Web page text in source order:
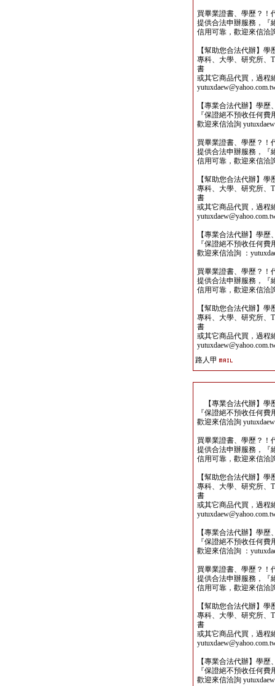
買畢業證書、學歷？！
提供合法申辦服務，『
信用可靠，歡迎來信洽
【幫助您合法代辦】
專科、大學、研究所、
書
或其它商品代買，過程
【專業合法代辦】學
『保證絕不預收任何
歡迎來信洽詢
買畢業證書、學歷？！
提供合法申辦服務，『
信用可靠，歡迎來信洽
【幫助您合法代辦】
專科、大學、研究所、
書
或其它商品代買，過程
【專業合法代辦】學
『保證絕不預收任何
歡迎來信洽詢 ：
買畢業證書、學歷？！
提供合法申辦服務，『
信用可靠，歡迎來信洽
【幫助您合法代辦】
專科、大學、研究所、
書
或其它商品代買，過程
路人甲
【專業合法代辦】學
『保證絕不預收任何
歡迎來信洽詢
買畢業證書、學歷？！
提供合法申辦服務，『
信用可靠，歡迎來信洽
【幫助您合法代辦】
專科、大學、研究所、
書
或其它商品代買，過程
【專業合法代辦】學
『保證絕不預收任何
歡迎來信洽詢 ：
買畢業證書、學歷？！
提供合法申辦服務，『
信用可靠，歡迎來信洽
【幫助您合法代辦】
專科、大學、研究所、
書
或其它商品代買，過程
【專業合法代辦】學
『保證絕不預收任何
歡迎來信洽詢